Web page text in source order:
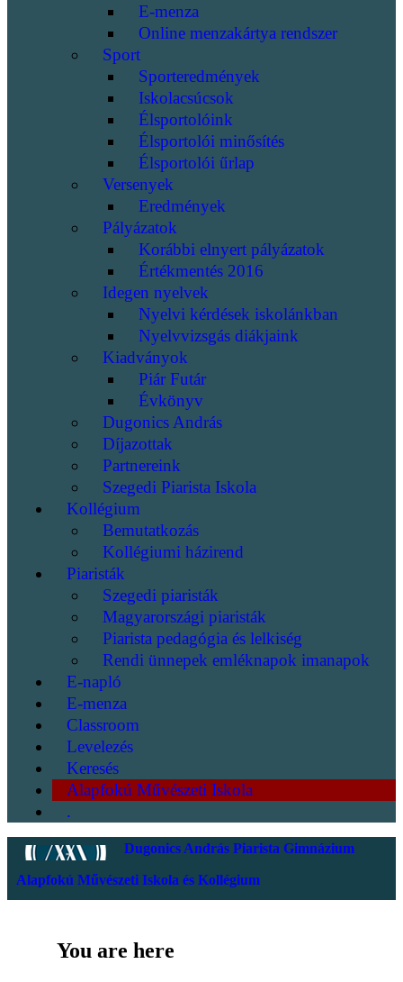
E-menza
Online menzakártya rendszer
Sport
Sporteredmények
Iskolacsúcsok
Élsportolóink
Élsportolói minősítés
Élsportolói űrlap
Versenyek
Eredmények
Pályázatok
Korábbi elnyert pályázatok
Értékmentés 2016
Idegen nyelvek
Nyelvi kérdések iskolánkban
Nyelvvizsgás diákjaink
Kiadványok
Piár Futár
Évkönyv
Dugonics András
Díjazottak
Partnereink
Szegedi Piarista Iskola
Kollégium
Bemutatkozás
Kollégiumi házirend
Piaristák
Szegedi piaristák
Magyarországi piaristák
Piarista pedagógia és lelkiség
Rendi ünnepek emléknapok imanapok
E-napló
E-menza
Classroom
Levelezés
Keresés
Alapfokú Művészeti Iskola
.
Dugonics András Piarista Gimnázium
Alapfokú Művészeti Iskola és Kollégium
You are here